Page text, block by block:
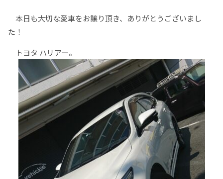
本日も大切な愛車をお譲り頂き、ありがとうございまし
た！
トヨタ ハリアー。